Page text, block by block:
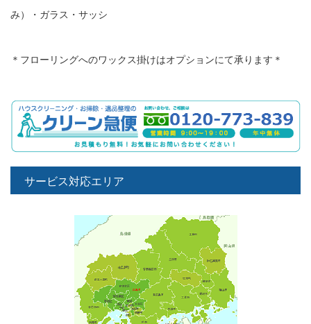
み）・ガラス・サッシ
＊フローリングへのワックス掛けはオプションにて承ります＊
サービス対応エリア